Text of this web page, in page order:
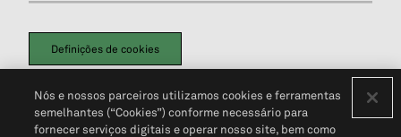
Definições de cookies
Política de PrivacidadePortal de privacidade do cliente (em inglês)
Não Venda Minhas Informações Pessoais© 2026 S&P Global
Nós e nossos parceiros utilizamos cookies e ferramentas
semelhantes (“Cookies”) conforme necessário para
fornecer serviços digitais e operar nosso site, bem como